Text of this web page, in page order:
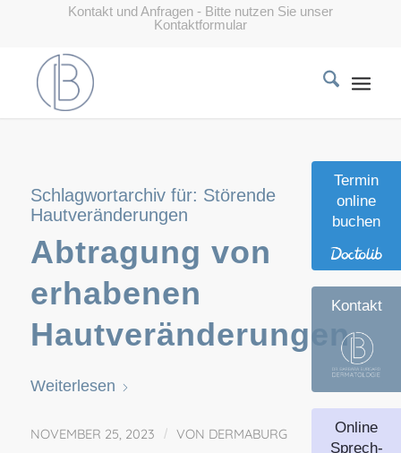
Kontakt und Anfragen - Bitte nutzen Sie unser
Kontaktformular
Schlagwortarchiv für: Störende
Hautveränderungen
Abtragung von
erhabenen
Hautveränderungen
Weiterlesen
NOVEMBER 25, 2023 / VON DERMABURG
Termin
online
buchen
Kontakt
Online
Sprech-